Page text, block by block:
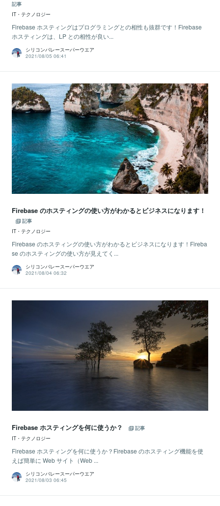
記事
IT・テクノロジー
Firebase ホスティングはプログラミングとの相性も抜群です！Firebase
ホスティングは、LP との相性が良い...
シリコンバレースーパーウエア
2021/08/05 06:41
Firebase のホスティングの使い方がわかるとビジネスになります！
記事
IT・テクノロジー
Firebase のホスティングの使い方がわかるとビジネスになります！Fireba
se のホスティングの使い方が見えてく...
シリコンバレースーパーウエア
2021/08/04 06:32
Firebase ホスティングを何に使うか？
記事
IT・テクノロジー
Firebase ホスティングを何に使うか？Firebase のホスティング機能を使
えば簡単に Web サイト（Web ...
シリコンバレースーパーウエア
2021/08/03 06:45